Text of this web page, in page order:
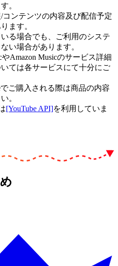
。
ンテンツの内容及び配信予定
ます。
る場合でも、ご利用のシステ
い場合があります。
Amazon Musicのサービス詳細
ては各サービスにて十分にご
でご購入される際は商品の内容
。
[YouTube API]を利用していま